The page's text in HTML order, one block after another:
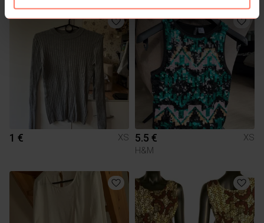
1 € XS 5.5 €
XS
H&M